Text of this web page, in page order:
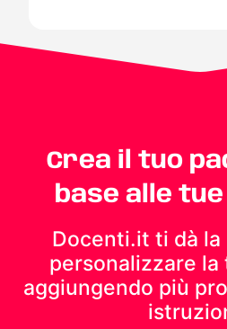
Crea il tuo
base alle
Docenti.it ti dà
personalizzare la
aggiungendo più